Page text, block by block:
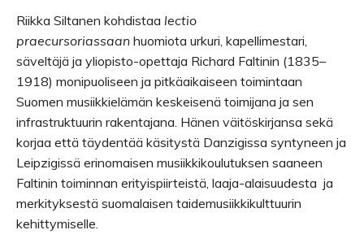
Riikka Siltanen kohdistaa lectio
praecursoriassaan huomiota urkuri, kapellimestari,
säveltäjä ja yliopisto-opettaja Richard Faltinin (1835–
1918) monipuoliseen ja pitkäaikaiseen toimintaan
Suomen musiikkielämän keskeisenä toimijana ja sen
infrastruktuurin rakentajana. Hänen väitöskirjansa sekä
korjaa että täydentää käsitystä Danzigissa syntyneen ja
Leipzigissä erinomaisen musiikkikoulutuksen saaneen
Faltinin toiminnan erityispiirteistä, laaja-alaisuudesta ja
merkityksestä suomalaisen taidemusiikkikulttuurin
kehittymiselle.